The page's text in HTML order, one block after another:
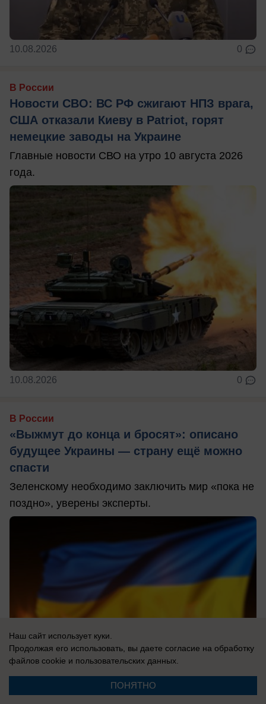
10.08.2026 0
В России
Новости СВО: ВС РФ сжигают НПЗ врага,
США отказали Киеву в Patriot, горят
немецкие заводы на Украине
Главные новости СВО на утро 10 августа 2026
года.
10.08.2026 0
В России
«Выжмут до конца и бросят»: описано
будущее Украины — страну ещё можно
спасти
Зеленскому необходимо заключить мир «пока не
поздно», уверены эксперты.
Наш сайт использует куки.
Продолжая его использовать, вы даете согласие на обработку
файлов cookie и пользовательских данных.
ПОНЯТНО